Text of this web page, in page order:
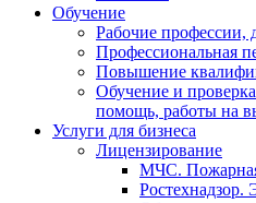
Обучение
Рабочие
Профессиональная
Повышение
Обучение и
помощь, работы на
Услуги для бизнеса
Лицензирование
МЧС. Пожарная
Ростехнадзор.